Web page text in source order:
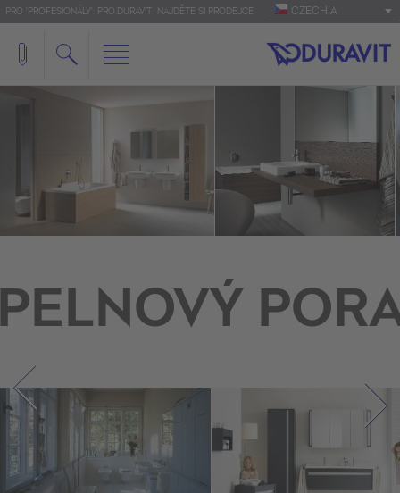
PRO 'PROFESIONÁLY': PRO.DURAVIT NAJDĚTE SI PRODEJCE CZECHIA